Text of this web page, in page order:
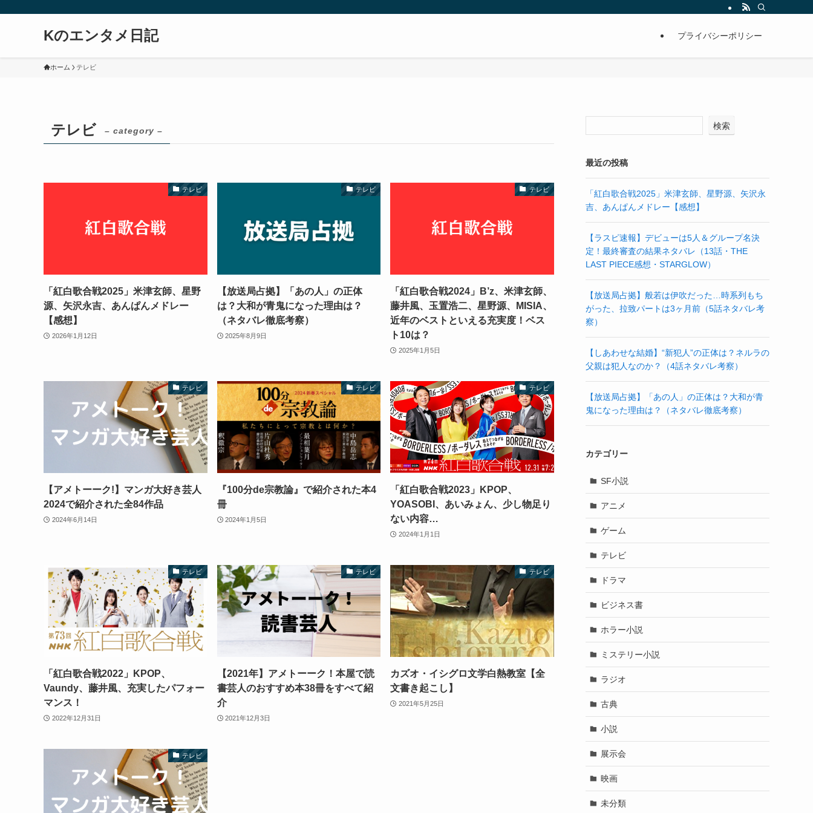
Kのエンタメ日記 プライバシーポリシー
ホーム テレビ
テレビ – category –
テレビ
「紅白歌合戦2025」米津玄師、星野
源、矢沢永吉、あんぱんメドレー
【感想】
2026年1月12日
テレビ
【放送局占拠】「あの人」の正体
は？大和が青鬼になった理由は？
（ネタバレ徹底考察）
2025年8月9日
テレビ
「紅白歌合戦2024」B’z、米津玄師、
藤井風、玉置浩二、星野源、MISIA、
近年のベストといえる充実度！ベス
ト10は？
2025年1月5日
テレビ
【アメトーーク!】マンガ大好き芸人
2024で紹介された全84作品
2024年6月14日
テレビ
『100分de宗教論』で紹介された本4
冊
2024年1月5日
テレビ
「紅白歌合戦2023」KPOP、
YOASOBI、あいみょん、少し物足り
ない内容…
2024年1月1日
テレビ
「紅白歌合戦2022」KPOP、
Vaundy、藤井風、充実したパフォー
マンス！
2022年12月31日
テレビ
【2021年】アメトーーク！本屋で読
書芸人のおすすめ本38冊をすべて紹
介
2021年12月3日
テレビ
カズオ・イシグロ文学白熱教室【全
文書き起こし】
2021年5月25日
テレビ
検索
最近の投稿
「紅白歌合戦2025」米津玄師、星野源、矢沢永
吉、あんぱんメドレー【感想】
【ラスピ速報】デビューは5人＆グループ名決
定！最終審査の結果ネタバレ（13話・THE
LAST PIECE感想・STARGLOW）
【放送局占拠】般若は伊吹だった…時系列もち
がった、拉致パートは3ヶ月前（5話ネタバレ考
察）
【しあわせな結婚】“新犯人”の正体は？ネルラの
父親は犯人なのか？（4話ネタバレ考察）
【放送局占拠】「あの人」の正体は？大和が青
鬼になった理由は？（ネタバレ徹底考察）
カテゴリー
SF小説
アニメ
ゲーム
テレビ
ドラマ
ビジネス書
ホラー小説
ミステリー小説
ラジオ
古典
小説
展示会
映画
未分類